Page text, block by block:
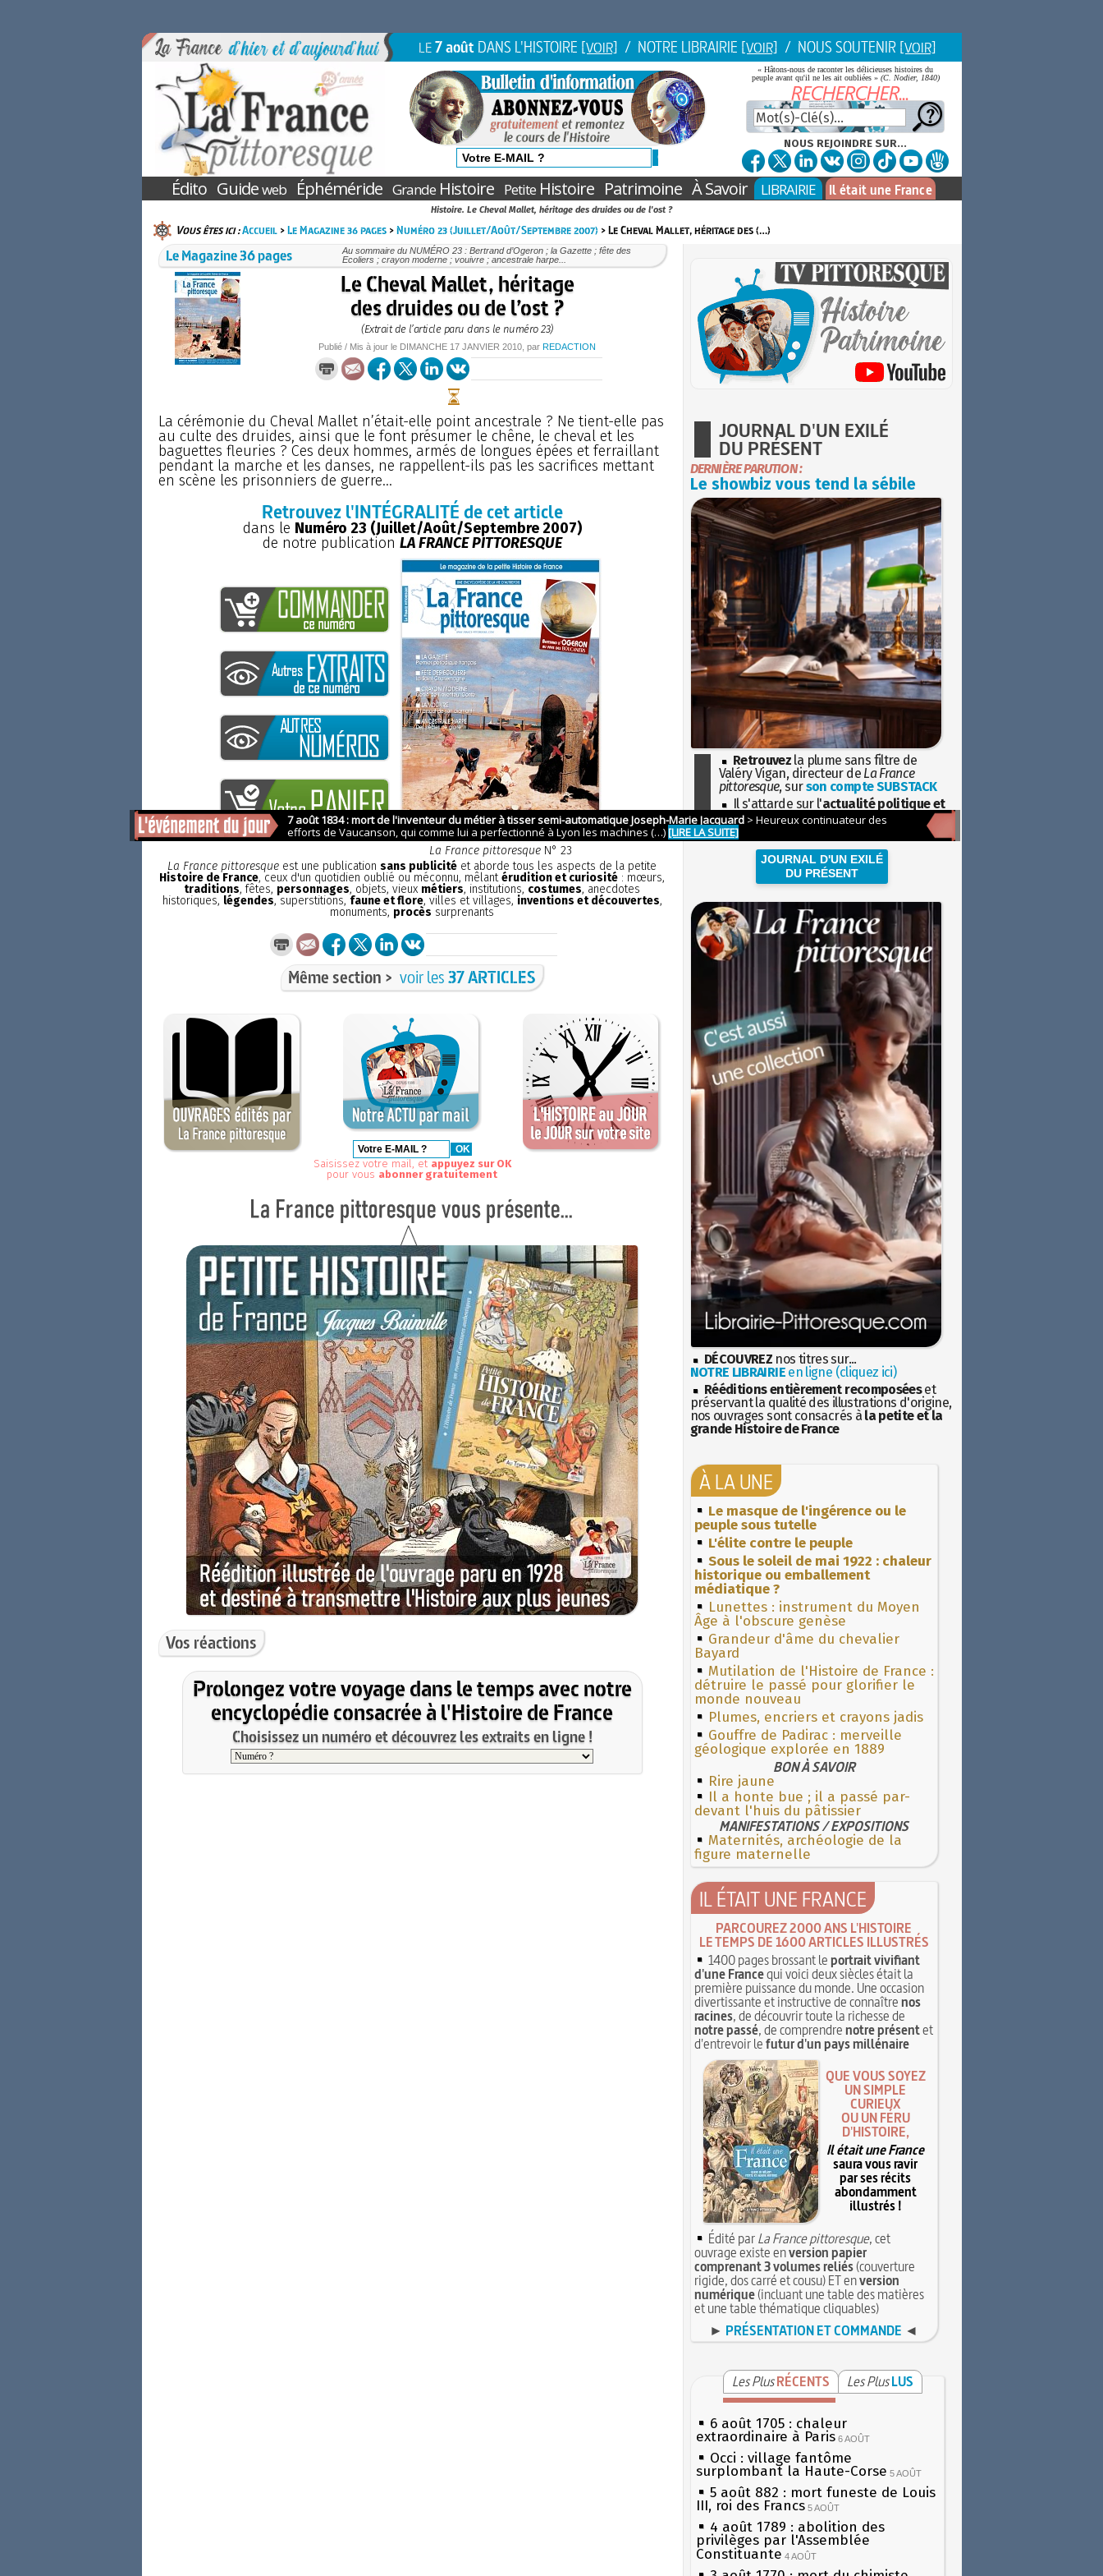
LE7 août DANS L'HISTOIRE [VOIR] / NOTRE LIBRAIRIE [VOIR] / NOUS SOUTENIR [VOIR]
« Hâtons-nous de raconter les délicieuses histoires du
peuple avant qu'il ne les ait oubliées » (C. Nodier, 1840)
NOUS REJOINDRE SUR...
Édito Guideweb Éphéméride GrandeHistoire PetiteHistoire Patrimoine À Savoir LIBRAIRIE Il était une France
Histoire. Le Cheval Mallet, héritage des druides ou de l'ost ?
Vous êtes ici :Accueil>Le Magazine 36 pages>Numéro 23 (Juillet/Août/Septembre 2007) > Le Cheval Mallet, héritage des (…)
Le Magazine 36 pages
Au sommaire du NUMÉRO 23 : Bertrand d’Ogeron ; la Gazette ; fête des
Ecoliers ; crayon moderne ; vouivre ; ancestrale harpe...
Le Cheval Mallet, héritage
des druides ou de l’ost ?
(Extrait de l’article paru dans le numéro 23)
Publié / Mis à jour le DIMANCHE 17 JANVIER 2010 , par REDACTION
La cérémonie du Cheval Mallet n’était-elle point ancestrale ? Ne tient-elle pas
au culte des druides, ainsi que le font présumer le chêne, le cheval et les
baguettes fleuries ? Ces deux hommes, armés de longues épées et ferraillant
pendant la marche et les danses, ne rappellent-ils pas les sacrifices mettant
en scène les prisonniers de guerre...
Retrouvez l'INTÉGRALITÉ de cet article
dans le Numéro 23 (Juillet/Août/Septembre 2007)
de notre publication LA FRANCE PITTORESQUE
La France pittoresque N° 23
La France pittoresque est une publication sans publicité et aborde tous les aspects de la petite
Histoire de France, ceux d'un quotidien oublié ou méconnu, mêlantérudition et curiosité : mœurs,
traditions, fêtes, personnages, objets, vieux métiers, institutions, costumes, anecdotes
historiques, légendes, superstitions, faune et flore, villes et villages, inventions et découvertes,
monuments, procès surprenants
Même section > voir les37 ARTICLES
Saisissez votre mail, et appuyez sur OK
pour vous abonner gratuitement
Vos réactions
Prolongez votre voyage dans le temps avec notre
encyclopédie consacrée à l'Histoire de France
Choisissez un numéro et découvrez les extraits en ligne !
JOURNAL D'UN EXILÉ
DU PRÉSENT
DERNIÈRE PARUTION :
Le showbiz vous tend la sébile
Retrouvez la plume sans filtre de
Valéry Vigan, directeur de La France
pittoresque, surson compte SUBSTACK
Il s'attarde sur l'actualité politique et
sociétaleavec la hauteur de vue de
l'Histoire
JOURNAL D'UN EXILÉ
DU PRÉSENT
DÉCOUVREZ nos titres sur...
NOTRE LIBRAIRIEen ligne (cliquez ici)
Rééditions entièrement recomposéeset
préservant la qualité des illustrations d'origine,
nos ouvrages sont consacrés à la petite et la
grande Histoire de France
À LA UNE
Le masque de l'ingérence ou le
peuple sous tutelle
L'élite contre le peuple
Sous le soleil de mai 1922 : chaleur
historique ou emballement
médiatique ?
Lunettes : instrument du Moyen
Âge à l'obscure genèse
Grandeur d'âme du chevalier
Bayard
Mutilation de l'Histoire de France :
détruire le passé pour glorifier le
monde nouveau
Plumes, encriers et crayons jadis
Gouffre de Padirac : merveille
géologique explorée en 1889
BON À SAVOIR
Rire jaune
Il a honte bue ; il a passé par-
devant l'huis du pâtissier
MANIFESTATIONS / EXPOSITIONS
Maternités, archéologie de la
figure maternelle
IL ÉTAIT UNE FRANCE
PARCOUREZ 2000 ANS L'HISTOIRE
LE TEMPS DE 1600 ARTICLES ILLUSTRÉS
1400 pages brossant leportrait vivifiant
d'une Francequi voici deux siècles était la
première puissance du monde. Une occasion
divertissante et instructive de connaîtrenos
racines, de découvrir toute la richesse de
notre passé, de comprendrenotre présentet
d'entrevoir lefutur d'un pays millénaire
QUE VOUS SOYEZ
UN SIMPLE
CURIEUX
OU UN FÉRU
D'HISTOIRE,
Il était une France
saura vous ravir
par ses récits
abondamment
illustrés !
Édité parLa France pittoresque, cet
ouvrage existe enversion papier
comprenant 3 volumes reliés(couverture
rigide, dos carré et cousu) ET enversion
numérique(incluant une table des matières
et une table thématique cliquables)
► PRÉSENTATION ET COMMANDE ◄
Les Plus RÉCENTS Les Plus LUS
6 août 1705 : chaleur
extraordinaire à Paris 6 AOÛT
Occi : village fantôme
surplombant la Haute-Corse 5 AOÛT
5 août 882 : mort funeste de Louis
III, roi des Francs 5 AOÛT
4 août 1789 : abolition des
privilèges par l'Assemblée
Constituante 4 AOÛT